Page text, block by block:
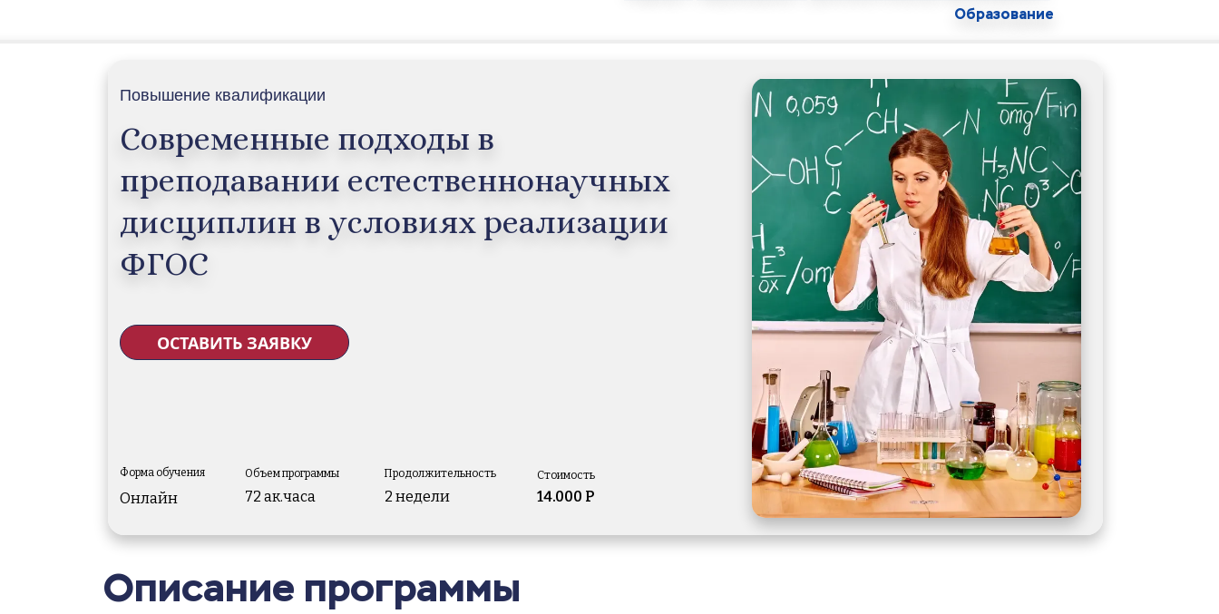
Образование
Повышение квалификации
Современные подходы в
преподавании естественнонаучных
дисциплин в условиях реализации
ФГОС
ОСТАВИТЬ ЗАЯВКУ
Форма обучения Объем программы
72 ак.часа
Продолжительность
2 недели
Стоимость
14.000 Р
Онлайн
Описание программы